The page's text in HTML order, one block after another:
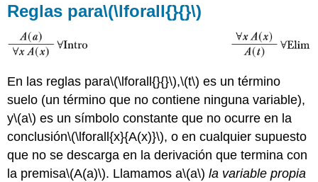
Reglas para\(\lforall{}{}\)
En las reglas para\(\lforall{}{}\),\(t\) es un término
suelo (un término que no contiene ninguna variable),
y\(a\) es un símbolo constante que no ocurre en la
conclusión\(\lforall{x}{A(x)}\), o en cualquier supuesto
que no se descarga en la derivación que termina con
la premisa\(A(a)\). Llamamos a\(a\) la variable propia